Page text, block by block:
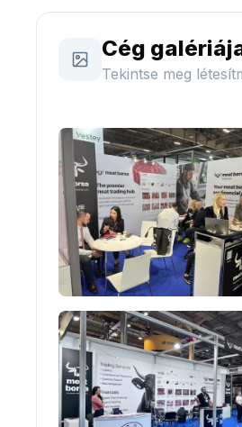
Cég
Tekintse meg